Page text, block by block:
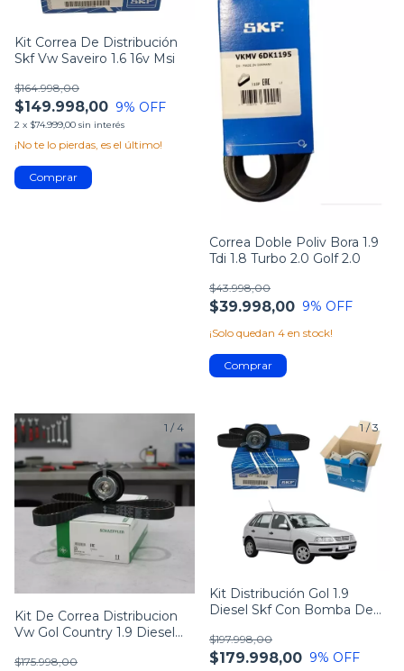
Kit Correa De Distribución
Skf Vw Saveiro 1.6 16v Msi
$149.998,00
$164.998,00
9% OFF
2 x $74.999,00 sin interés
¡No te lo pierdas, es el último!
Correa Doble Poliv Bora 1.9
Tdi 1.8 Turbo 2.0 Golf 2.0
$39.998,00
$43.998,00
9% OFF
¡Solo quedan 4 en stock!
1 / 4
Kit De Correa Distribucion
Vw Gol Country 1.9 Diesel
$175.998,00
1 /3
Kit Distribución Gol 1.9
Diesel Skf Con Bomba De
$179.998,00
$197.998,00
9% OFF